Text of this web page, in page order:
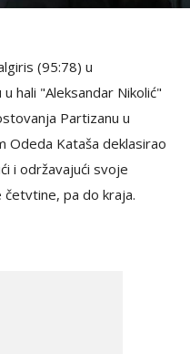
(95:78) u
hali "Aleksandar Nikolić"
Partizanu u
Odeda Kataša deklasirao
i održavajući svoje
pa do kraja.